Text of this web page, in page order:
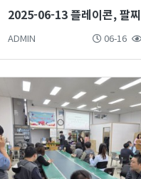
ADMIN 06-16